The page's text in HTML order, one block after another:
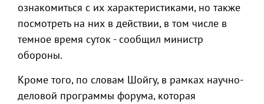
ознакомиться с их характеристиками, но также
посмотреть на них в действии, в том числе в
темное время суток - сообщил министр
обороны.
Кроме того, по словам Шойгу, в рамках научно-
деловой программы форума, которая